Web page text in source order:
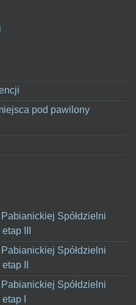
pod pawilony
Spółdzielni
III
Spółdzielni
II
Spółdzielni
I